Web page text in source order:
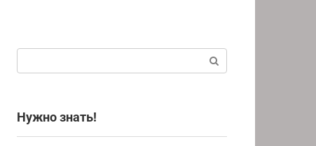
Нужно знать!